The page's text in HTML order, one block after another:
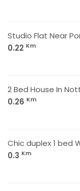
Studio Flat Near
0.22 Km
2 Bed House In
0.26 Km
Chic duplex 1 bed
0.3 Km